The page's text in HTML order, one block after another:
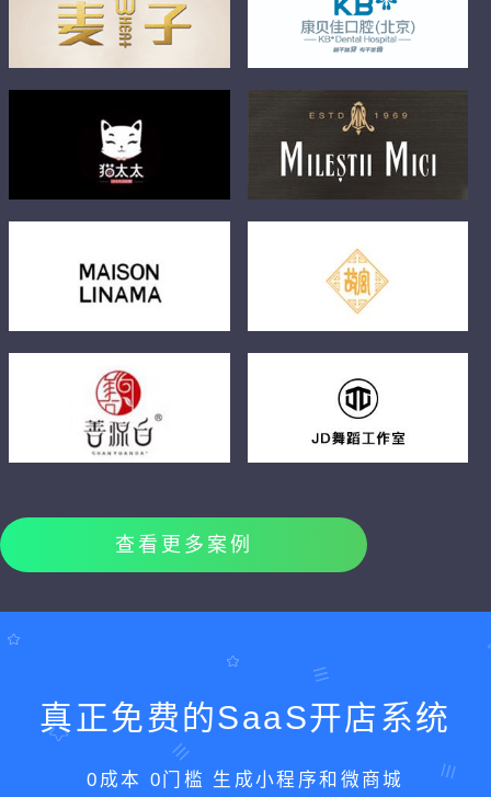
查看更多案例
真正免费的SaaS开店系统
0成本 0门槛 生成小程序和微商城